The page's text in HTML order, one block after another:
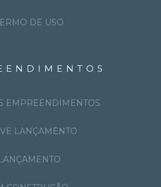
DE USO
EMPREENDIMENTOS
LANÇAMENTO